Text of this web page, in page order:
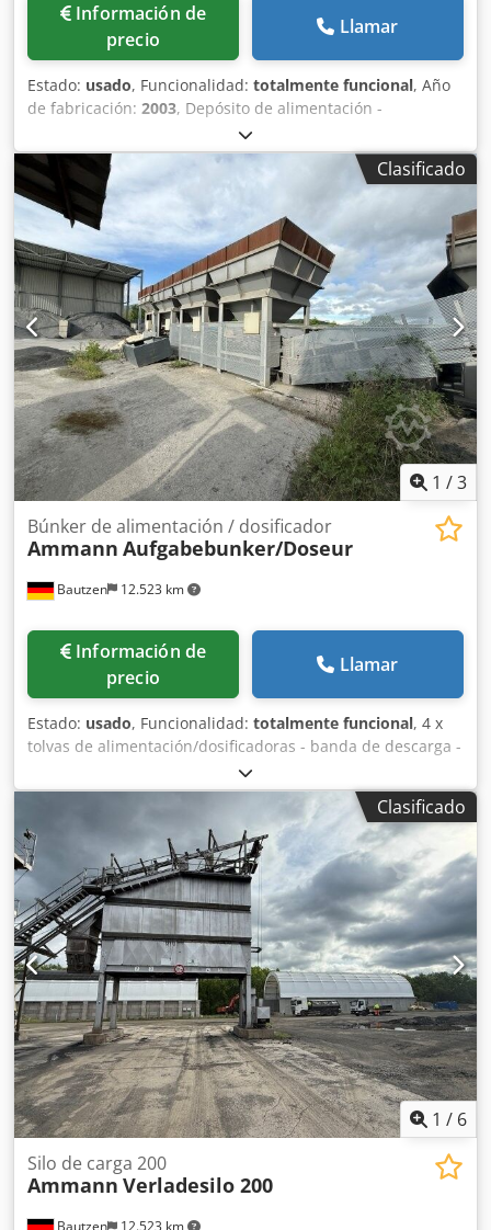
Información de
precio
Llamar
Estado: usado, Funcionalidad: totalmente funcional, Año
de fabricación: 2003, Depósito de alimentación -
Superestructura Djdpszq S Hzefx Am Rewa -Rejilla -Cinta
de descarga/transferencia -Cinta transportadora
Clasificado
1 /3
Bautzen 12.523 km
Búnker de alimentación / dosificador
Ammann Aufgabebunker/Doseur
Información de
precio
Llamar
Estado: usado, Funcionalidad: totalmente funcional, 4 x
tolvas de alimentación/dosificadoras - banda de descarga -
banda transportadora/banda de transferencia - instalación
eléctrica, en caso de existir Dodezq S Huopfx Am Rowa
Clasificado
1 / 6
Silo de carga 200
Ammann Verladesilo 200